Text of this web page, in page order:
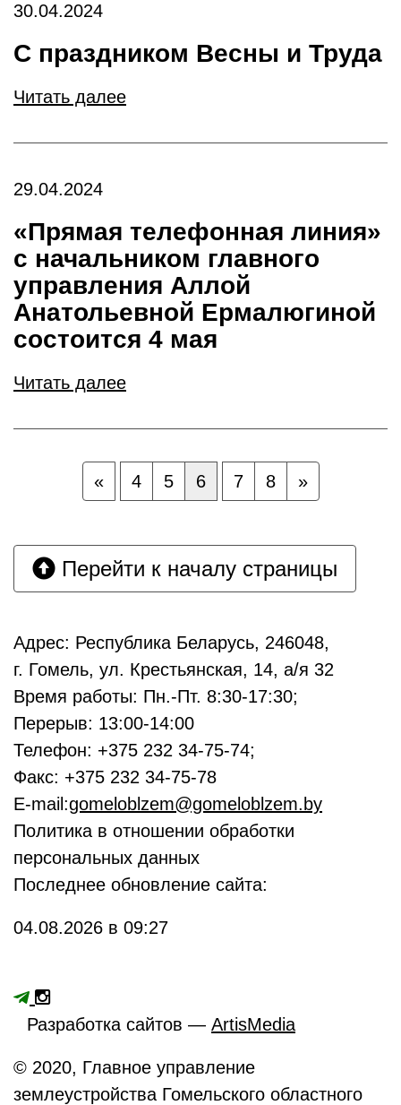
30.04.2024
С праздником Весны и Труда
Читать далее
29.04.2024
«Прямая телефонная линия»
c начальником главного
управления Аллой
Анатольевной Ермалюгиной
состоится 4 мая
Читать далее
« 4 5 6 7 8 »
Перейти к началу страницы
Адрес: Республика Беларусь, 246048,
г. Гомель, ул. Крестьянская, 14, а/я 32
Время работы: Пн.-Пт. 8:30-17:30;
Перерыв: 13:00-14:00
Телефон: +375 232 34-75-74;
Факс: +375 232 34-75-78
E-mail:gomeloblzem@gomeloblzem.by
Политика в отношении обработки
персональных данных
Последнее обновление сайта:
04.08.2026 в 09:27
Разработка сайтов — ArtisMedia
© 2020, Главное управление
землеустройства Гомельского областного